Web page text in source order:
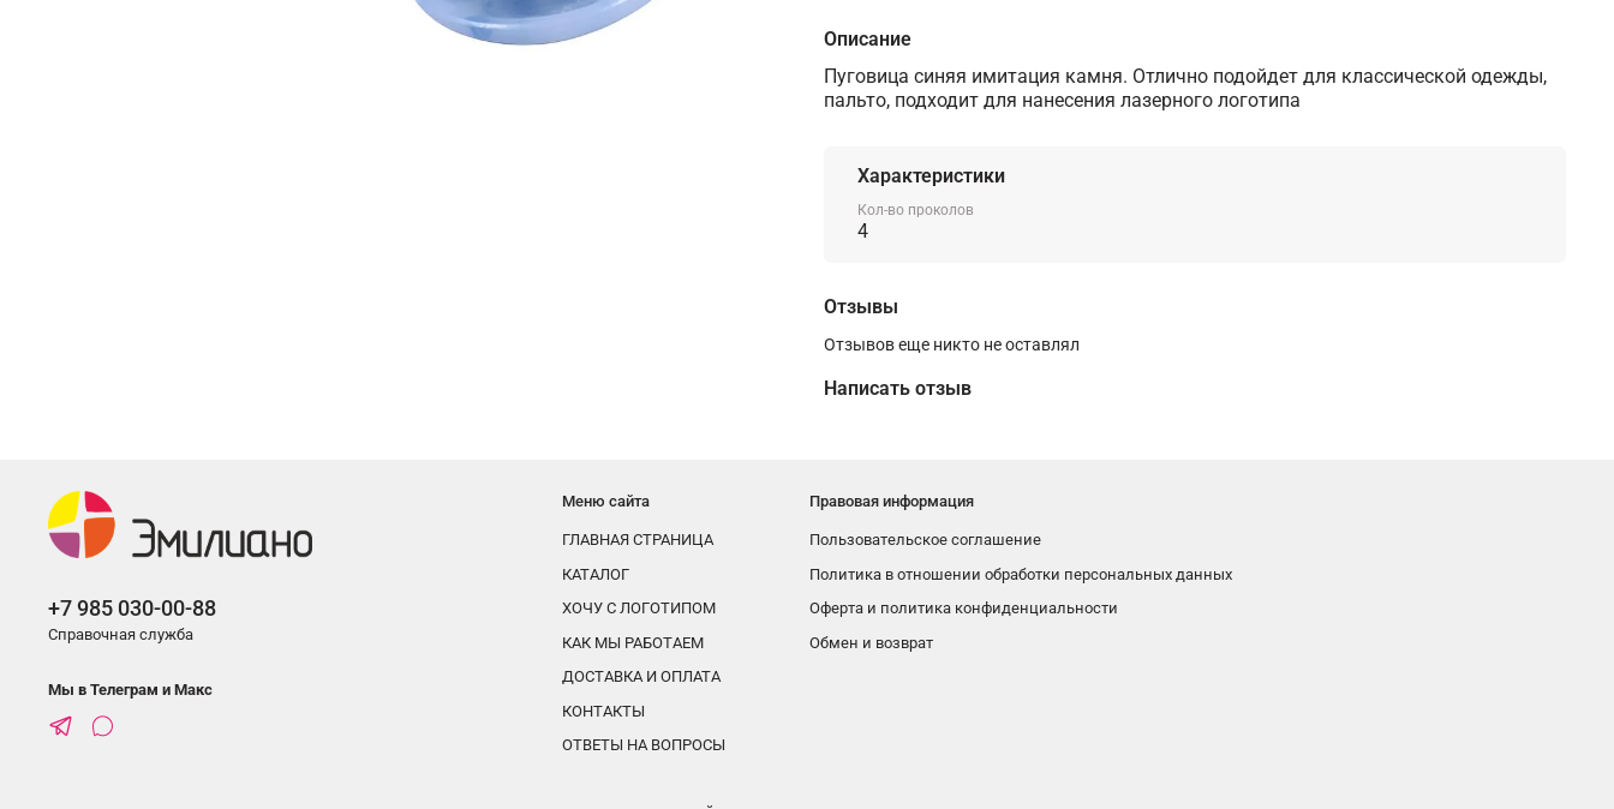
Описание
Пуговица синяя имитация камня. Отлично подойдет для классической одежды,
пальто, подходит для нанесения лазерного логотипа
Характеристики
Кол-во проколов
4
Отзывы
Отзывов еще никто не оставлял
Написать отзыв
Меню сайта
ГЛАВНАЯ СТРАНИЦА
КАТАЛОГ
ХОЧУ С ЛОГОТИПОМ
КАК МЫ РАБОТАЕМ
ДОСТАВКА И ОПЛАТА
КОНТАКТЫ
ОТВЕТЫ НА ВОПРОСЫ
Правовая информация
Пользовательское соглашение
Политика в отношении обработки персональных данных
Оферта и политика конфиденциальности
Обмен и возврат
+7 985 030-00-88
Справочная служба
Мы в Телеграм и Макс